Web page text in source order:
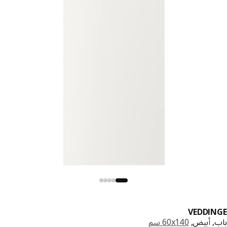
أبيض,‎60x140 سم‏